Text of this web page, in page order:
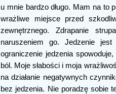
u mnie bardzo długo. Mam na to
wrażliwe miejsce przed
zewnętrznego. Zdrapanie
naruszeniem go. Jedzenie
ograniczenie jedzenia
ból. Moje słabości i moja
na działanie negatywnych
bez jedzenia. Nie poradzę sobie